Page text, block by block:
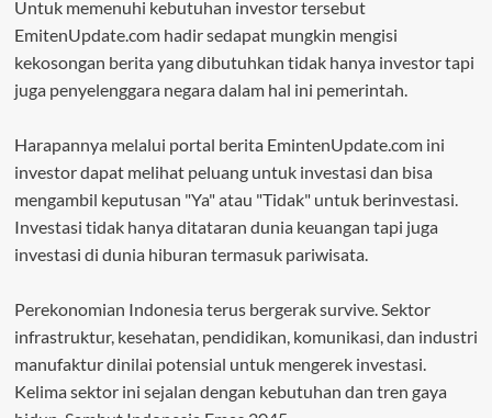
Untuk memenuhi kebutuhan investor tersebut
EmitenUpdate.com hadir sedapat mungkin mengisi
kekosongan berita yang dibutuhkan tidak hanya investor tapi
juga penyelenggara negara dalam hal ini pemerintah.
Harapannya melalui portal berita EmintenUpdate.com ini
investor dapat melihat peluang untuk investasi dan bisa
mengambil keputusan "Ya" atau "Tidak" untuk berinvestasi.
Investasi tidak hanya ditataran dunia keuangan tapi juga
investasi di dunia hiburan termasuk pariwisata.
Perekonomian Indonesia terus bergerak survive. Sektor
infrastruktur, kesehatan, pendidikan, komunikasi, dan industri
manufaktur dinilai potensial untuk mengerek investasi.
Kelima sektor ini sejalan dengan kebutuhan dan tren gaya